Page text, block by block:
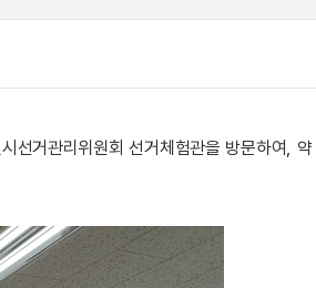
거관리위원회 선거체험관을 방문하여,